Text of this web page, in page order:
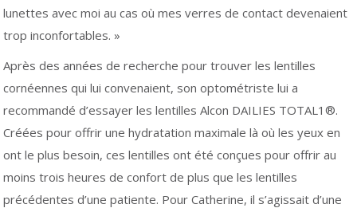
lunettes avec moi au cas où mes verres de contact devenaient
trop inconfortables. »
Après des années de recherche pour trouver les lentilles
cornéennes qui lui convenaient, son optométriste lui a
recommandé d’essayer les lentilles Alcon DAILIES TOTAL1®.
Créées pour offrir une hydratation maximale là où les yeux en
ont le plus besoin, ces lentilles ont été conçues pour offrir au
moins trois heures de confort de plus que les lentilles
précédentes d’une patiente. Pour Catherine, il s’agissait d’une